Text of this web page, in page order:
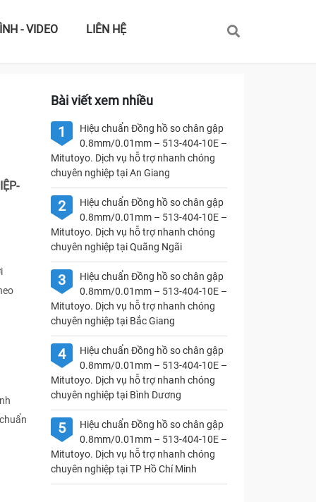
- VIDEO LIÊN HỆ
Bài viết xem nhiều
1
Hiệu chuẩn Đồng hồ so chân gập
0.8mm/0.01mm – 513-404-10E –
Mitutoyo. Dịch vụ hỗ trợ nhanh chóng
chuyên nghiệp tại An Giang
2
Hiệu chuẩn Đồng hồ so chân gập
0.8mm/0.01mm – 513-404-10E –
Mitutoyo. Dịch vụ hỗ trợ nhanh chóng
chuyên nghiệp tại Quãng Ngãi
3
Hiệu chuẩn Đồng hồ so chân gập
0.8mm/0.01mm – 513-404-10E –
Mitutoyo. Dịch vụ hỗ trợ nhanh chóng
chuyên nghiệp tại Bắc Giang
4
Hiệu chuẩn Đồng hồ so chân gập
0.8mm/0.01mm – 513-404-10E –
Mitutoyo. Dịch vụ hỗ trợ nhanh chóng
chuyên nghiệp tại Bình Dương
5
Hiệu chuẩn Đồng hồ so chân gập
0.8mm/0.01mm – 513-404-10E –
Mitutoyo. Dịch vụ hỗ trợ nhanh chóng
chuyên nghiệp tại TP Hồ Chí Minh